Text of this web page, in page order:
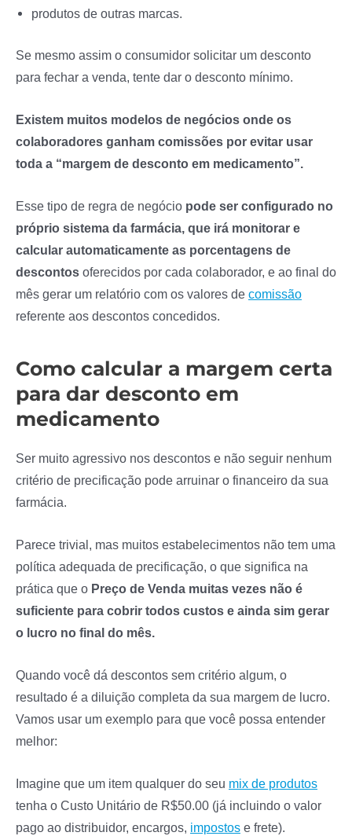
produtos de outras marcas.
Se mesmo assim o consumidor solicitar um desconto
para fechar a venda, tente dar o desconto mínimo.
Existem muitos modelos de negócios onde os
colaboradores ganham comissões por evitar usar
toda a “margem de desconto em medicamento”.
Esse tipo de regra de negócio pode ser configurado no
próprio sistema da farmácia, que irá monitorar e
calcular automaticamente as porcentagens de
descontos oferecidos por cada colaborador, e ao final do
mês gerar um relatório com os valores de comissão
referente aos descontos concedidos.
Como calcular a margem certa
para dar desconto em
medicamento
Ser muito agressivo nos descontos e não seguir nenhum
critério de precificação pode arruinar o financeiro da sua
farmácia.
Parece trivial, mas muitos estabelecimentos não tem uma
política adequada de precificação, o que significa na
prática que o Preço de Venda muitas vezes não é
suficiente para cobrir todos custos e ainda sim gerar
o lucro no final do mês.
Quando você dá descontos sem critério algum, o
resultado é a diluição completa da sua margem de lucro.
Vamos usar um exemplo para que você possa entender
melhor:
Imagine que um item qualquer do seu mix de produtos
tenha o Custo Unitário de R$50.00 (já incluindo o valor
pago ao distribuidor, encargos, impostos e frete).